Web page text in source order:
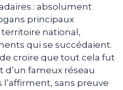
: absolument
principaux
national,
qui se succédaient.
de croire que tout cela fut
fameux réseau
sans preuve